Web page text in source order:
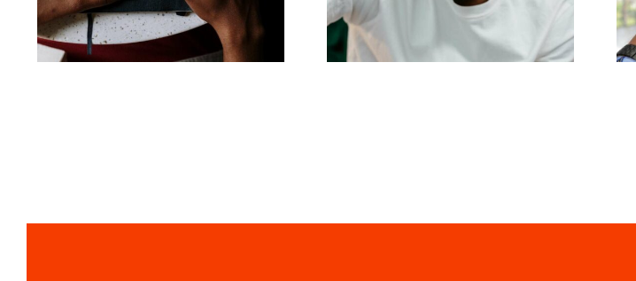
Facebooku
zrozumienia
algorytmu TikTok